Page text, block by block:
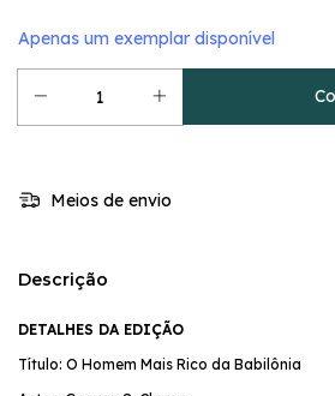
Apenas um exemplar disponível
Meios de envio
Descrição
DETALHES DA EDIÇÃO
Título: O Homem Mais Rico da Babilônia